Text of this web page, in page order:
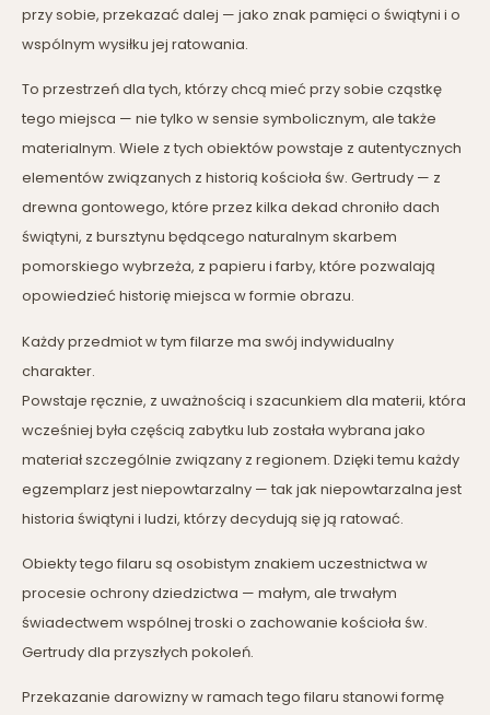
przy sobie, przekazać dalej — jako znak pamięci o świątyni i o
wspólnym wysiłku jej ratowania.
To przestrzeń dla tych, którzy chcą mieć przy sobie cząstkę
tego miejsca — nie tylko w sensie symbolicznym, ale także
materialnym. Wiele z tych obiektów powstaje z autentycznych
elementów związanych z historią kościoła św. Gertrudy — z
drewna gontowego, które przez kilka dekad chroniło dach
świątyni, z bursztynu będącego naturalnym skarbem
pomorskiego wybrzeża, z papieru i farby, które pozwalają
opowiedzieć historię miejsca w formie obrazu.
Każdy przedmiot w tym filarze ma swój indywidualny
charakter.
Powstaje ręcznie, z uważnością i szacunkiem dla materii, która
wcześniej była częścią zabytku lub została wybrana jako
materiał szczególnie związany z regionem. Dzięki temu każdy
egzemplarz jest niepowtarzalny — tak jak niepowtarzalna jest
historia świątyni i ludzi, którzy decydują się ją ratować.
Obiekty tego filaru są osobistym znakiem uczestnictwa w
procesie ochrony dziedzictwa — małym, ale trwałym
świadectwem wspólnej troski o zachowanie kościoła św.
Gertrudy dla przyszłych pokoleń.
Przekazanie darowizny w ramach tego filaru stanowi formę